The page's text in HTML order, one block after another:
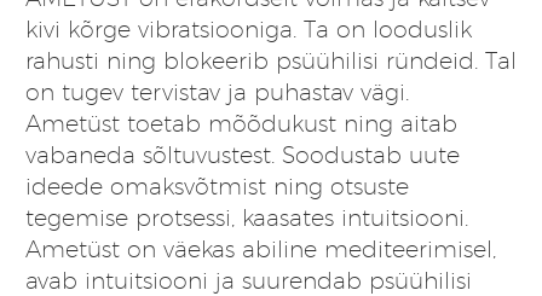
kivi kõrge vibratsiooniga. Ta on looduslik
rahusti ning blokeerib psüühilisi ründeid. Tal
on tugev tervistav ja puhastav vägi.
Ametüst toetab mõõdukust ning aitab
vabaneda sõltuvustest. Soodustab uute
ideede omaksvõtmist ning otsuste
tegemise protsessi, kaasates intuitsiooni.
Ametüst on väekas abiline mediteerimisel,
avab intuitsiooni ja suurendab psüühilisi